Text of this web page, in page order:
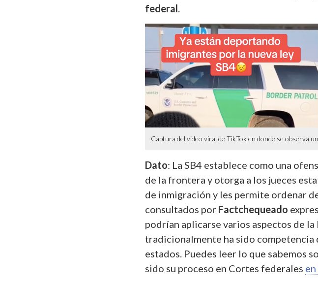
federal
Captura del video viral de TikTok en donde se observa
Dato: La SB4 establece como una
de la frontera y otorga a los jueces
de inmigración y les permite ordenar
consultados por Factchequeado
podrían aplicarse varios aspectos de
tradicionalmente ha sido
estados. Puedes leer lo que sabemos
sido su proceso en Cortes federales